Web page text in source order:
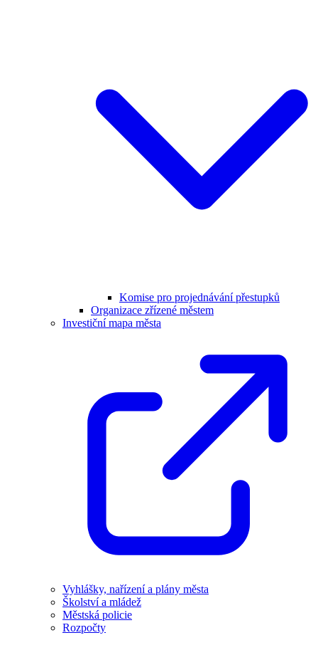
Komise pro projednávání přestupků
Organizace zřízené městem
Investiční mapa města
Vyhlášky, nařízení a plány města
Školství a mládež
Městská policie
Rozpočty